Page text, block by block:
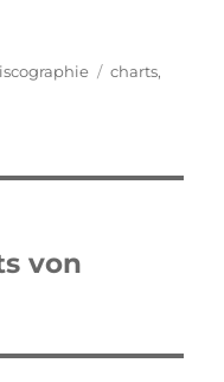
Schlagwörter
charts,
von